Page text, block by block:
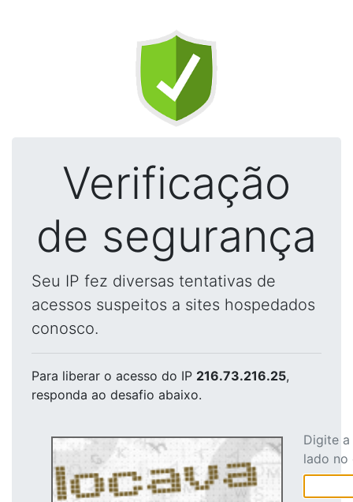
Verificação
de segurança
Seu IP fez diversas tentativas de
acessos suspeitos a sites hospedados
conosco.
Para liberar o acesso do IP 216.73.216.25,
responda ao desafio abaixo.
Digite
lado no